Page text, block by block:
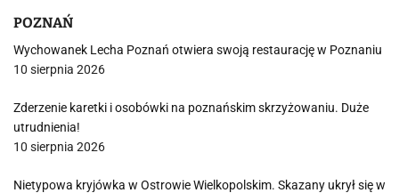
POZNAŃ
Wychowanek Lecha Poznań otwiera swoją restaurację w Poznaniu
10 sierpnia 2026
Zderzenie karetki i osobówki na poznańskim skrzyżowaniu. Duże
utrudnienia!
10 sierpnia 2026
Nietypowa kryjówka w Ostrowie Wielkopolskim. Skazany ukrył się w